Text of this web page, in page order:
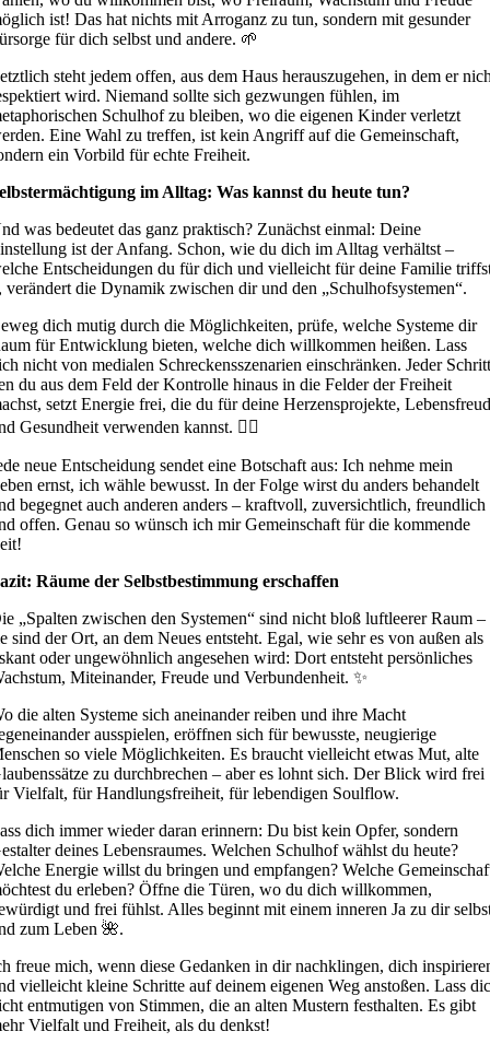
ist! Das hat nichts mit Arroganz zu tun, sondern mit gesunder
für dich selbst und andere. 🌱
steht jedem offen, aus dem Haus herauszugehen, in dem er
wird. Niemand sollte sich gezwungen fühlen, im
Schulhof zu bleiben, wo die eigenen Kinder verletzt
Eine Wahl zu treffen, ist kein Angriff auf die Gemeinschaft,
ein Vorbild für echte Freiheit.
im Alltag: Was kannst du heute tun?
was bedeutet das ganz praktisch? Zunächst einmal: Deine
ist der Anfang. Schon, wie du dich im Alltag verhältst –
Entscheidungen du für dich und vielleicht für deine Familie
verändert die Dynamik zwischen dir und den „Schulhofsystemen“.
dich mutig durch die Möglichkeiten, prüfe, welche Systeme dir
für Entwicklung bieten, welche dich willkommen heißen. Lass
nicht von medialen Schreckensszenarien einschränken. Jeder
du aus dem Feld der Kontrolle hinaus in die Felder der Freiheit
setzt Energie frei, die du für deine Herzensprojekte,
Gesundheit verwenden kannst. 🤸‍♀️
neue Entscheidung sendet eine Botschaft aus: Ich nehme mein
ernst, ich wähle bewusst. In der Folge wirst du anders behandelt
begegnet auch anderen anders – kraftvoll, zuversichtlich, freundlich
offen. Genau so wünsch ich mir Gemeinschaft für die kommende
Räume der Selbstbestimmung erschaffen
„Spalten zwischen den Systemen“ sind nicht bloß luftleerer Raum –
sind der Ort, an dem Neues entsteht. Egal, wie sehr es von außen als
oder ungewöhnlich angesehen wird: Dort entsteht persönliches
Miteinander, Freude und Verbundenheit. ✨
die alten Systeme sich aneinander reiben und ihre Macht
ausspielen, eröffnen sich für bewusste, neugierige
so viele Möglichkeiten. Es braucht vielleicht etwas Mut, alte
zu durchbrechen – aber es lohnt sich. Der Blick wird frei
Vielfalt, für Handlungsfreiheit, für lebendigen Soulflow.
dich immer wieder daran erinnern: Du bist kein Opfer, sondern
deines Lebensraumes. Welchen Schulhof wählst du heute?
Energie willst du bringen und empfangen? Welche
du erleben? Öffne die Türen, wo du dich willkommen,
und frei fühlst. Alles beginnt mit einem inneren Ja zu dir
zum Leben 🌺.
freue mich, wenn diese Gedanken in dir nachklingen, dich
vielleicht kleine Schritte auf deinem eigenen Weg anstoßen. Lass
entmutigen von Stimmen, die an alten Mustern festhalten. Es gibt
Vielfalt und Freiheit, als du denkst!